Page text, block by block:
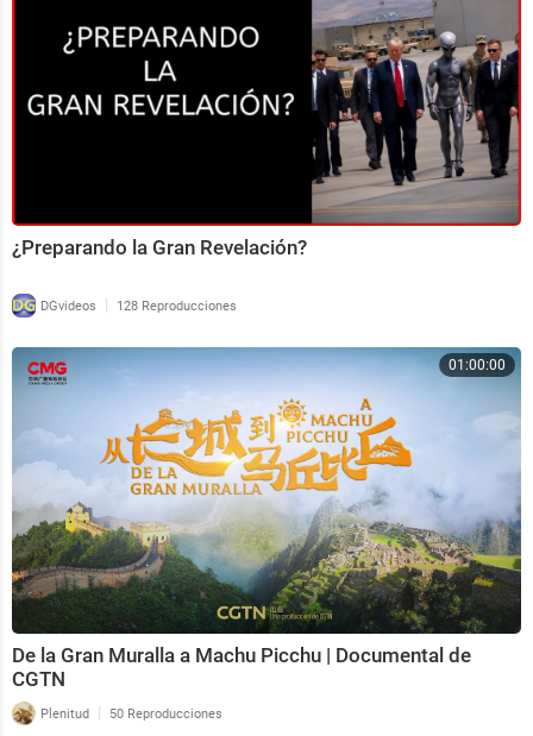
¿Preparando la Gran Revelación?
DGvideos | 128 Reproducciones
01:00:00
De la Gran Muralla a Machu Picchu | Documental de
CGTN
Plenitud | 50 Reproducciones